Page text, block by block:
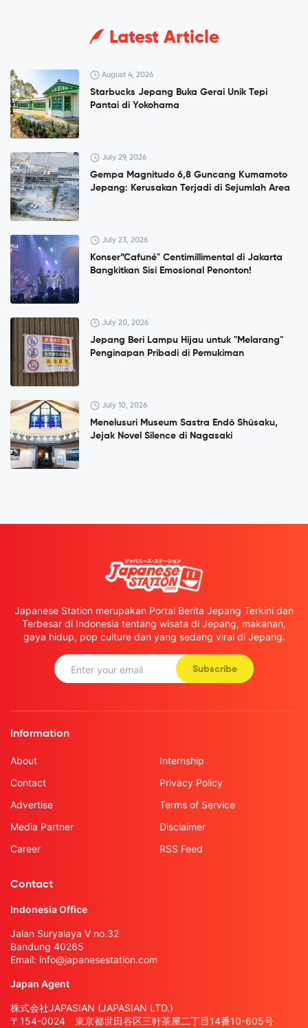
Latest Article
August 4, 2026
Starbucks Jepang Buka Gerai Unik Tepi
Pantai di Yokohama
July 29, 2026
Gempa Magnitudo 6,8 Guncang Kumamoto
Jepang: Kerusakan Terjadi di Sejumlah Area
July 23, 2026
Konser”Cafuné" Centimillimental di Jakarta
Bangkitkan Sisi Emosional Penonton!
July 20, 2026
Jepang Beri Lampu Hijau untuk "Melarang"
Penginapan Pribadi di Pemukiman
July 10, 2026
Menelusuri Museum Sastra Endō Shūsaku,
Jejak Novel Silence di Nagasaki
Japanese Station merupakan Portal Berita Jepang Terkini dan
Terbesar di Indonesia tentang wisata di Jepang, makanan,
gaya hidup, pop culture dan yang sedang viral di Jepang.
Subscribe
Information
About
Contact
Advertise
Media Partner
Career
Internship
Privacy Policy
Terms of Service
Disclaimer
RSS Feed
Contact
Indonesia Office
Jalan Suryalaya V no.32
Bandung 40265
Email: info@japanesestation.com
Japan Agent
株式会社JAPASIAN (JAPASIAN LTD.)
〒154-0024 東京都世田谷区三軒茶屋二丁目14番10-605号